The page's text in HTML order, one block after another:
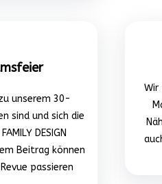
unserem 30-
sind und sich die
DESIGN
Beitrag können
passieren
Wir